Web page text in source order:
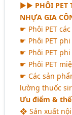
►► PHÔI
NHỰA GIA
☛ Phôi PET
☛ Phôi PET
☛ Phôi PET
☛ Phôi PET
☛ Các sản
lường thuốc
Ưu điểm &
❖ Sản xuất